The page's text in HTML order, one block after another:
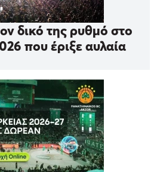
δικό της ρυθμό στο
που έριξε αυλαία